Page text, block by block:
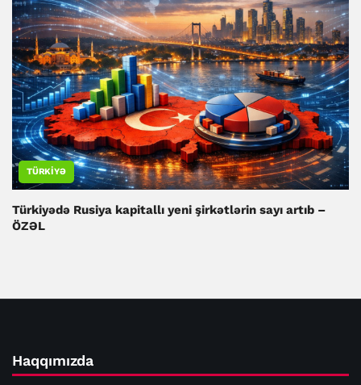
TÜRKIYƏ
Türkiyədə Rusiya kapitallı yeni şirkətlərin sayı artıb –
ÖZƏL
Haqqımızda